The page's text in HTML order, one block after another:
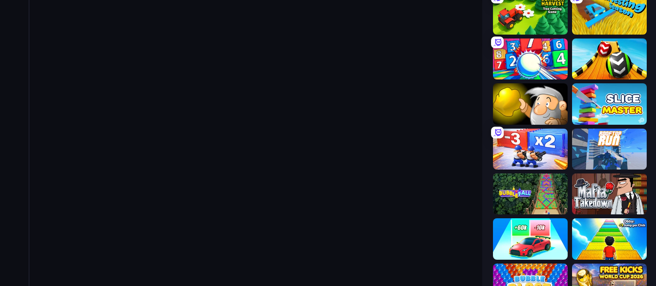
Lumber Harvest: Tree Cutting Game Harvesting Season
Entropy Sky Balls 3D
Gold Miner Slice Master
Battle Brigade Rooftop Run
Bubble Fall Mafia Takedown
Obby: +1 Jump per Click